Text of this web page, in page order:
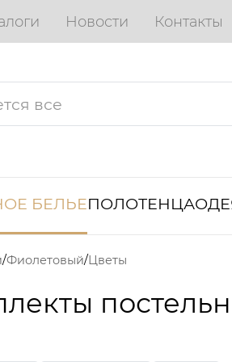
Новости Контакты
БЕЛЬЕПОЛОТЕНЦА
Фиолетовый Цветы